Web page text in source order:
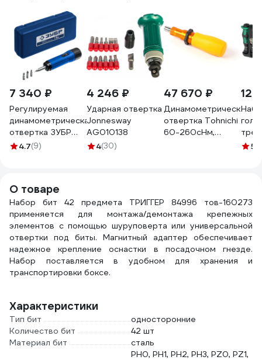
7 340 ₽
Регулируемая
динамометрическая
отвертка ЗУБР
Профессионал 1-6
4.7(9)
4 246 ₽
Ударная отвертка
Jonnesway
AG010138
4(30)
47 670 ₽
Динамометрическая
отвертка Tohnichi
60-260сНм,
12
5
О товаре
Набор бит 42 предмета ТРИГГЕР 84996 тов-160273
применяется для монтажа/демонтажа крепежных
элементов с помощью шуруповерта или универсальной
отвертки под биты. Магнитный адаптер обеспечивает
надежное крепление оснастки в посадочном гнезде.
Набор поставляется в удобном для хранения и
транспортировки боксе.
Характеристики
Тип бит
односторонние
Количество бит
42 шт
Материал бит
сталь
PH0, PH1, PH2, PH3, PZ0, PZ1,